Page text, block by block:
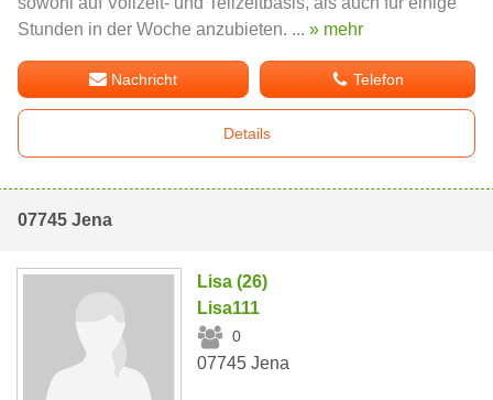
Stunden in der Woche anzubieten. ... » mehr
Nachricht Telefon
Details
07745 Jena
Lisa (26)
Lisa111
0
07745 Jena